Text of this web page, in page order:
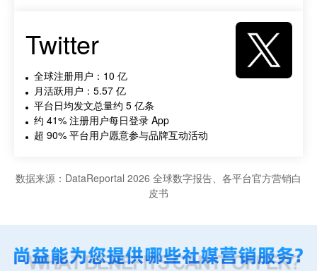
Twitter
全球注册用户：10 亿
月活跃用户：5.57 亿
平台日均发文总量约 5 亿条
约 41% 注册用户每日登录 App
超 90% 平台用户愿意参与品牌互动活动
数据来源：DataReportal 2026 全球数字报告、各平台官方营销白
皮书